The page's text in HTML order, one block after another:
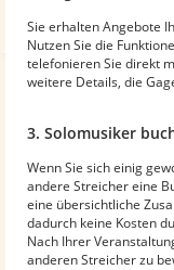
Sie erhalten Angebote
Nutzen Sie die
telefonieren Sie direkt
weitere Details, die
3. Solomusiker
Wenn Sie sich einig
andere Streicher eine
eine übersichtliche
dadurch keine Kosten
Nach Ihrer
anderen Streicher zu